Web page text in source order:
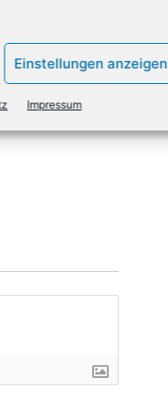
Einstellungen anzeigen
Impressum
NÄCHSTER ARTIKEL
ups hinterher